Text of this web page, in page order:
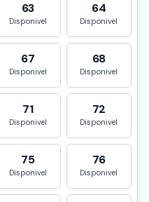
63
Disponivel
64
Disponivel
67
Disponivel
68
Disponivel
71
Disponivel
72
Disponivel
75
Disponivel
76
Disponivel